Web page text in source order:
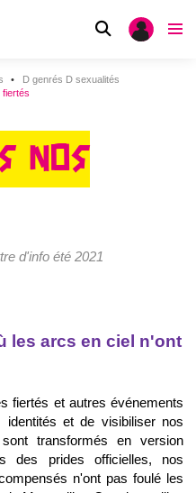
D genrés D sexualités
fiertés
NOS
d'info été 2021
les arcs en ciel n'ont
fiertés et autres événements
identités et de visibiliser nos
transformés en version
des prides officielles, nos
n'ont pas foulé les